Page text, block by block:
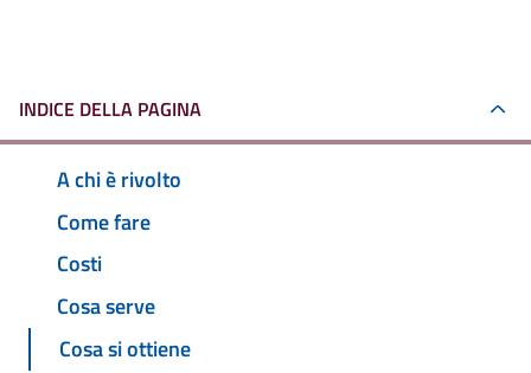
INDICE DELLA PAGINA
A chi è rivolto
Come fare
Costi
Cosa serve
Cosa si ottiene